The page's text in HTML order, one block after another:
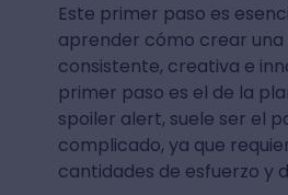
Este primer paso es
aprender cómo crear una
consistente, creativa e
primer paso es el de la
spoiler alert, suele ser el
complicado, ya que
cantidades de esfuerzo y